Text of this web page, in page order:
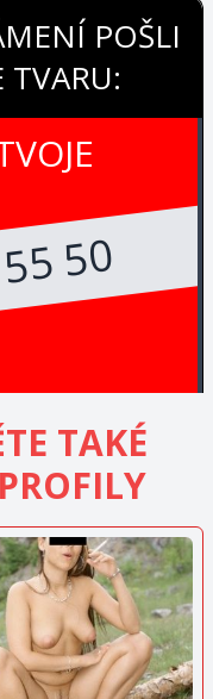
POŠLI
TVARU:
50
TAKÉ
ZOBRAZIT
INZERÁT